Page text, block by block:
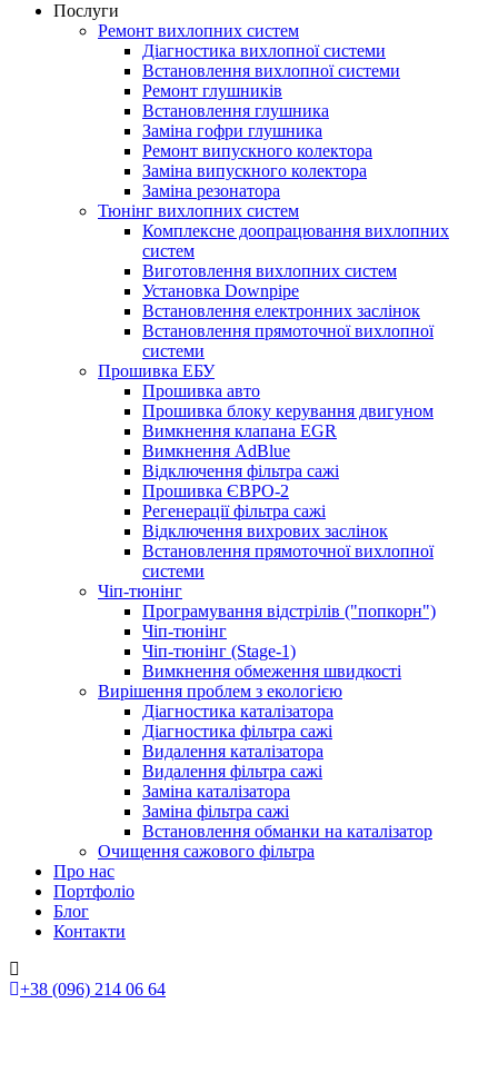
Послуги
Ремонт вихлопних систем
Діагностика вихлопної системи
Встановлення вихлопної системи
Ремонт глушників
Встановлення глушника
Заміна гофри глушника
Ремонт випускного колектора
Заміна випускного колектора
Заміна резонатора
Тюнінг вихлопних систем
Комплексне доопрацювання вихлопних
систем
Виготовлення вихлопних систем
Установка Downpipe
Встановлення електронних заслінок
Встановлення прямоточної вихлопної
системи
Прошивка ЕБУ
Прошивка авто
Прошивка блоку керування двигуном
Вимкнення клапана EGR
Вимкнення AdBlue
Відключення фільтра сажі
Прошивка ЄВРО-2
Регенерації фільтра сажі
Відключення вихрових заслінок
Встановлення прямоточної вихлопної
системи
Чіп-тюнінг
Програмування відстрілів ("попкорн")
Чіп-тюнінг
Чіп-тюнінг (Stage-1)
Вимкнення обмеження швидкості
Вирішення проблем з екологією
Діагностика каталізатора
Діагностика фільтра сажі
Видалення каталізатора
Видалення фільтра сажі
Заміна каталізатора
Заміна фільтра сажі
Встановлення обманки на каталізатор
Очищення сажового фільтра
Про нас
Портфоліо
Блог
Контакти
+38 (096) 214 06 64